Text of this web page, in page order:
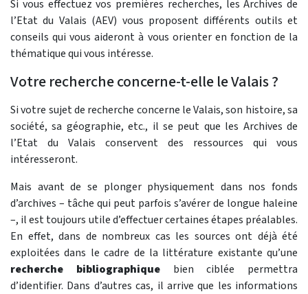
Si vous effectuez vos premières recherches, les Archives de
l’Etat du Valais (AEV) vous proposent différents outils et
conseils qui vous aideront à vous orienter en fonction de la
thématique qui vous intéresse.
Votre recherche concerne-t-elle le Valais ?
Si votre sujet de recherche concerne le Valais, son histoire, sa
société, sa géographie, etc., il se peut que les Archives de
l’Etat du Valais conservent des ressources qui vous
intéresseront.
Mais avant de se plonger physiquement dans nos fonds
d’archives – tâche qui peut parfois s’avérer de longue haleine
–, il est toujours utile d’effectuer certaines étapes préalables.
En effet, dans de nombreux cas les sources ont déjà été
exploitées dans le cadre de la littérature existante qu’une
recherche bibliographiquebien ciblée permettra
d’identifier. Dans d’autres cas, il arrive que les informations